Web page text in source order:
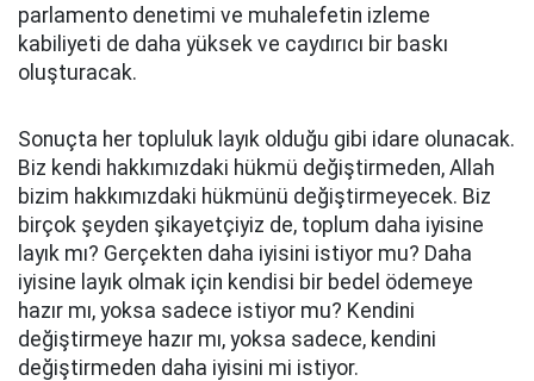
parlamento denetimi ve muhalefetin izleme
kabiliyeti de daha yüksek ve caydırıcı bir baskı
oluşturacak.
Sonuçta her topluluk layık olduğu gibi idare olunacak.
Biz kendi hakkımızdaki hükmü değiştirmeden, Allah
bizim hakkımızdaki hükmünü değiştirmeyecek. Biz
birçok şeyden şikayetçiyiz de, toplum daha iyisine
layık mı? Gerçekten daha iyisini istiyor mu? Daha
iyisine layık olmak için kendisi bir bedel ödemeye
hazır mı, yoksa sadece istiyor mu? Kendini
değiştirmeye hazır mı, yoksa sadece, kendini
değiştirmeden daha iyisini mi istiyor.